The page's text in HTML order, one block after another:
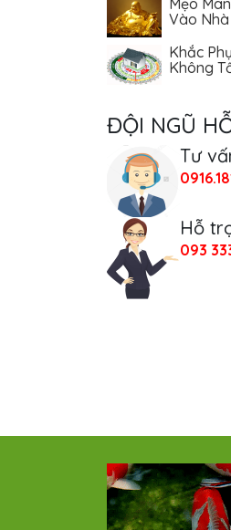
Không
ĐỘI NGŨ
Tư
Hỗ
093